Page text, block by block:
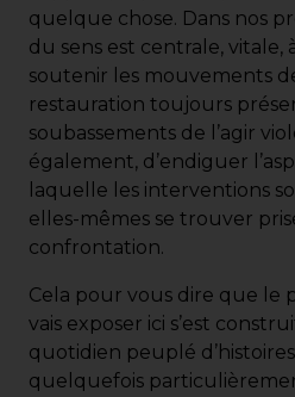
quelque chose. Dans nos
du sens est centrale, vitale,
soutenir les mouvements
restauration toujours
soubassements de l’agir
également, d’endiguer
laquelle les interventions
elles-mêmes se trouver
confrontation.
Cela pour vous dire que le
vais exposer ici s’est
quotidien peuplé
quelquefois